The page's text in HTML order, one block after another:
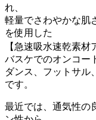
れ、
軽量でさわやかな肌
を使用した
【急速吸水速乾素
バスケでのオンコー
ダンス、フットサル
です。
最近では、通気性の